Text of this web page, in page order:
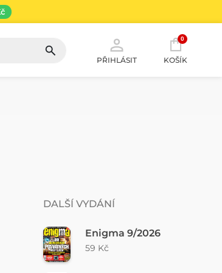
PŘIHLÁSIT
0
KOŠÍK
DALŠÍ VYDÁNÍ
Enigma 9/2026
59 Kč